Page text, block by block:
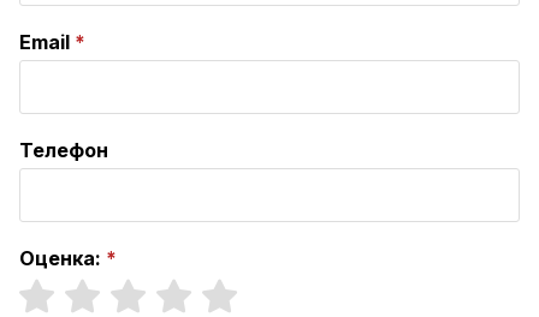
Email
Телефон
Оценка: